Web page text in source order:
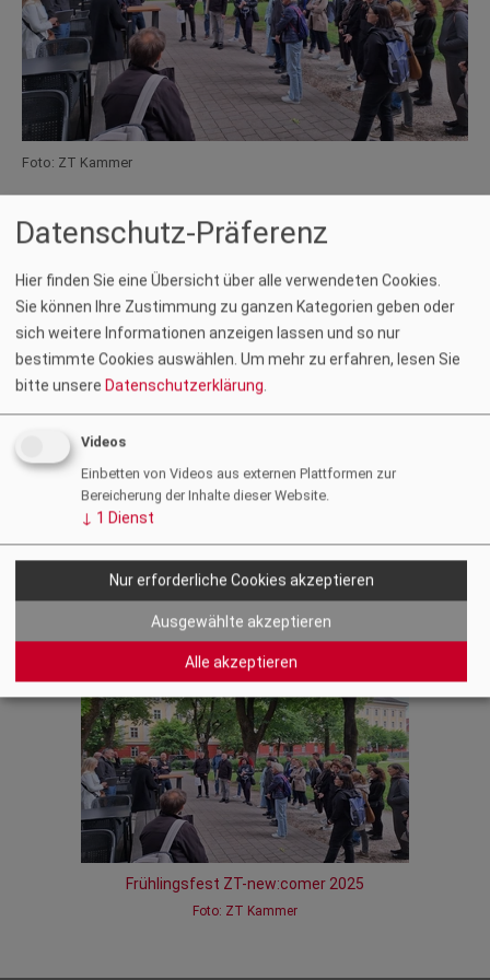
Datenschutz-Präferenz
Hier finden Sie eine Übersicht über alle verwendeten Cookies.
Sie können Ihre Zustimmung zu ganzen Kategorien geben oder
sich weitere Informationen anzeigen lassen und so nur
bestimmte Cookies auswählen. Um mehr zu erfahren, lesen Sie
bitte unsere Datenschutzerklärung
Videos
Einbetten von Videos aus externen Plattformen zur
Bereicherung der Inhalte dieser Website.
↓ 1 Dienst
Nur erforderliche Cookies akzeptieren
Ausgewählte akzeptieren
Alle akzeptieren
Foto: ZT Kammer
Auf Einladung der ZT-new:comer bot das zt:Frühlingsfest in
Kärnten am 16. Mai 2025 eine wertvolle Gelegenheit zum
Austausch und Netzwerken. Besonders erfreulich war der
Besuch der über 30-köpfigen Delegation aus Nova Gorica, die
mit ihren internationalen Impulsen die Veranstaltung belebte.
Ein herzliches Dankeschön an alle Beteiligten und zt:Gäste für
diese gelungene Veranstaltung – sowie an das
das Architektur Haus Kärnten für die Gastfreundschaft und die
Möglichkeit, die Veranstaltung in ihren Räumlichkeiten
durchzuführen.
Frühlingsfest ZT-new:comer 2025
Foto: ZT Kammer